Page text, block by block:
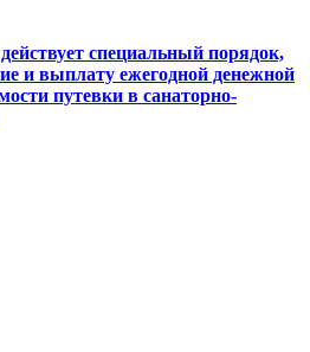
специальный порядок,
и выплату ежегодной денежной
путевки в санаторно-